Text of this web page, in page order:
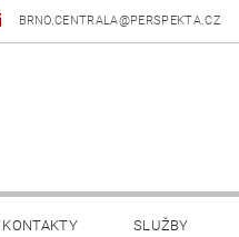
BRNO.CENTRALA@PERSPEKTA.CZ
KONTAKTY SLUŽBY